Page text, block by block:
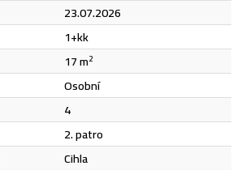
ochrany osobních údajů.
Odeslat
23.07.2026
1+kk
17 m2
osobní
4
2. patro
cihla